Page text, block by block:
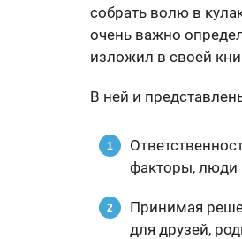
собрать волю в
очень важно
изложил в своей
В ней и
факторы, люди
Принимая
для друзей,